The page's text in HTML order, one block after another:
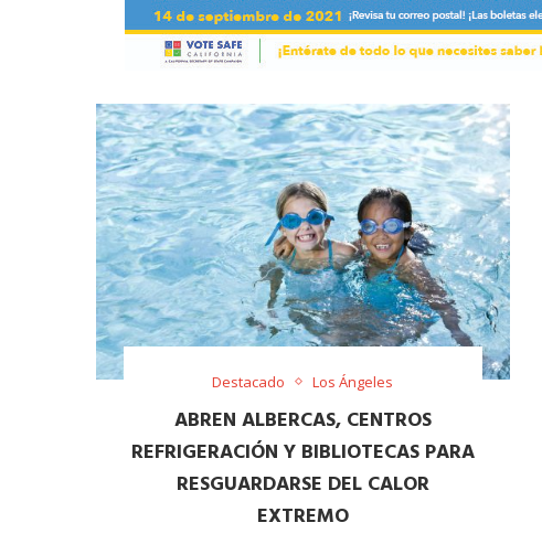
Destacado Los Ángeles
ABREN ALBERCAS, CENTROS
REFRIGERACIÓN Y BIBLIOTECAS PARA
RESGUARDARSE DEL CALOR
EXTREMO